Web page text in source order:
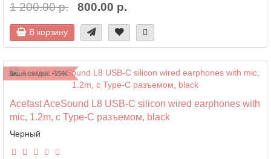
1 200.00 р. 800.00 р.
В корзину
Ваша скидка: -25%
Acefast AceSound L8 USB-C silicon wired earphones with
mic, 1.2m, с Type-C разъемом, black
Черный